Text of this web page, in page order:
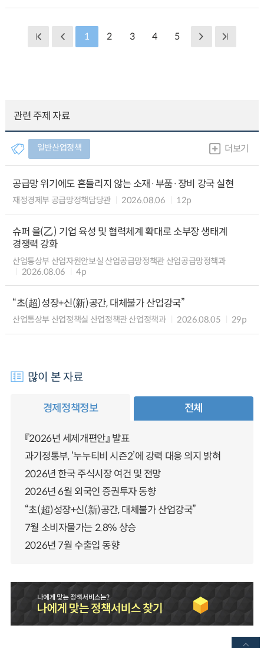
1 2 3 4 5
관련 주제 자료
일반산업정책 더보기
공급망 위기에도 흔들리지 않는 소재·부품·장비 강국 실현
재정경제부 공급망정책담당관 2026.08.06 12p
슈퍼 을(乙) 기업 육성 및 협력체계 확대로 소부장 생태계
경쟁력 강화
산업통상부 산업자원안보실 산업공급망정책관 산업공급망정책과
2026.08.06
4p
“초(超)성장+신(新)공간, 대체불가 산업강국”
산업통상부 산업정책실 산업정책관 산업정책과 2026.08.05 29p
많이 본 자료
경제정책정보 전체
『2026년 세제개편안』 발표
과기정통부, ‘누누티비 시즌2’에 강력 대응 의지 밝혀
2026년 한국 주식시장 여건 및 전망
2026년 6월 외국인 증권투자 동향
“초(超)성장+신(新)공간, 대체불가 산업강국”
7월 소비자물가는 2.8% 상승
2026년 7월 수출입 동향